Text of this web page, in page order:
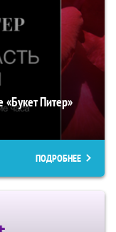
Питер»
ПОДРОБНЕЕ